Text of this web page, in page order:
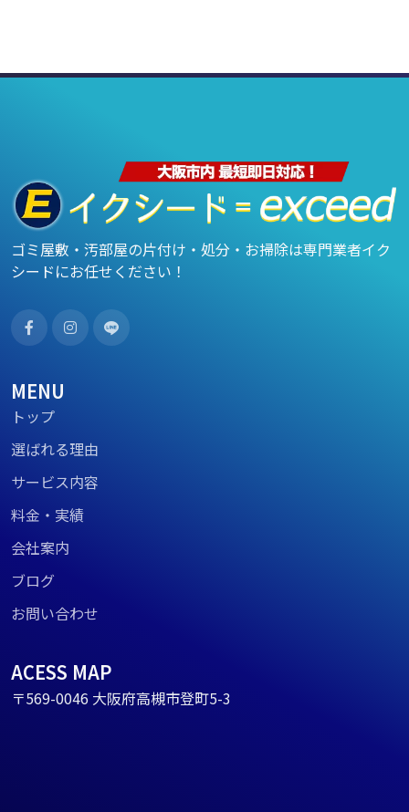
ゴミ屋敷・汚部屋の片付け・処分・お掃除は専門業者イク
シードにお任せください！
MENU
トップ
選ばれる理由
サービス内容
料金・実績
会社案内
ブログ
お問い合わせ
ACESS MAP
〒569-0046 大阪府高槻市登町5-3